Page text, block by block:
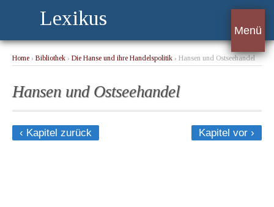
Lexikus
Menü
Home › Bibliothek › Die Hanse und ihre Handelspolitik › Hansen und Ostseehandel
Hansen und Ostseehandel
‹ Kapitel zurück Kapitel vor ›